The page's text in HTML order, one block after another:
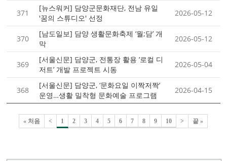
371
[뉴스워커] 담양군문화재단, 전남 유일
'꿈의 스튜디오' 선정
2026-05-12
370
[남도일보] 담양 생활문화축제 ‘월;담’ 개
막
2026-05-12
369
[서울신문] 담양군, 전통장 활용 ‘로컬 디
저트’ 개발 프로젝트 시동
2026-05-04
368
[서울신문] 담양군, ‘문화요일 이짝저짝’
운영…생활 밀착형 문화예술 프로그램
2026-04-15
« 처음 < 1 2 3 4 5 6 7 8 9 10 > 끝 »